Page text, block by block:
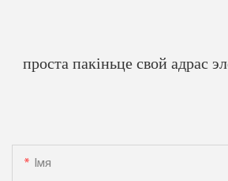
проста пакіньце свой адрас
Імя